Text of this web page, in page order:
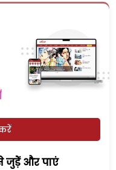
जुड़ेें और पाएं